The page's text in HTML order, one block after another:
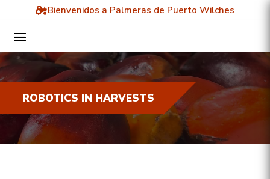
Bienvenidos a Palmeras de Puerto Wilches
ROBOTICS IN HARVESTS